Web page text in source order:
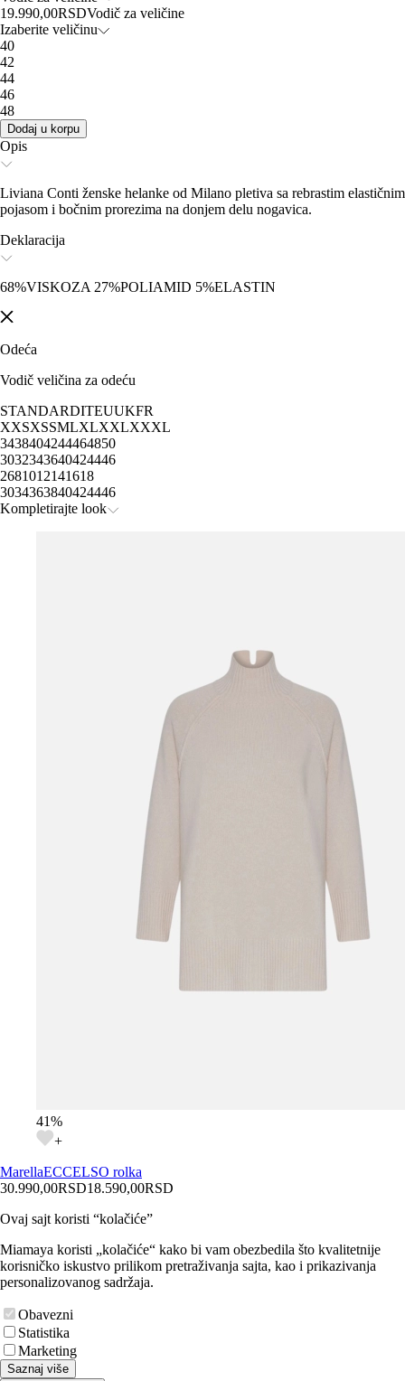
19.990,00RSDVodič za veličine
Izaberite veličinu
40
42
44
46
48
Dodaj u korpu
Opis
Liviana Conti ženske helanke od Milano pletiva sa rebrastim elastičnim
pojasom i bočnim prorezima na donjem delu nogavica.
Deklaracija
68%VISKOZA 27%POLIAMID 5%ELASTIN
Odeća
Vodič veličina za odeću
STANDARDITEUUKFR
XXSXSSMLXLXXLXXXL
3438404244464850
3032343640424446
2681012141618
3034363840424446
Kompletirajte look
41%
+
MarellaECCELSO rolka
30.990,00RSD18.590,00RSD
Ovaj sajt koristi “kolačiće”
Miamaya koristi „kolačiće“ kako bi vam obezbedila što kvalitetnije
korisničko iskustvo prilikom pretraživanja sajta, kao i prikazivanja
personalizovanog sadržaja.
Obavezni
Statistika
Marketing
Saznaj više